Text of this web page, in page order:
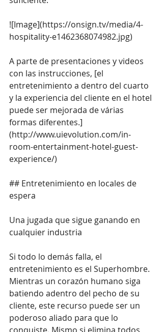
![Image](https://onsign.tv/media/4-
hospitality-e1462368074982.jpg)
A parte de presentaciones y videos
con las instrucciones, [el
entretenimiento a dentro del cuarto
y la experiencia del cliente en el hotel
puede ser mejorada de várias
formas diferentes.]
(http://www.uievolution.com/in-
room-entertainment-hotel-guest-
experience/)
## Entretenimiento en locales de
espera
Una jugada que sigue ganando en
cualquier industria
Si todo lo demás falla, el
entretenimiento es el Superhombre.
Mientras un corazón humano siga
batiendo adentro del pecho de su
cliente, este recurso puede ser un
poderoso aliado para que lo